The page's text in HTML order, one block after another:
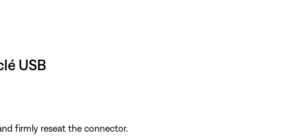
USB
firmly reseat the connector.